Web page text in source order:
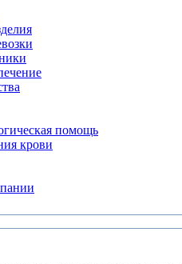
помощь
крови